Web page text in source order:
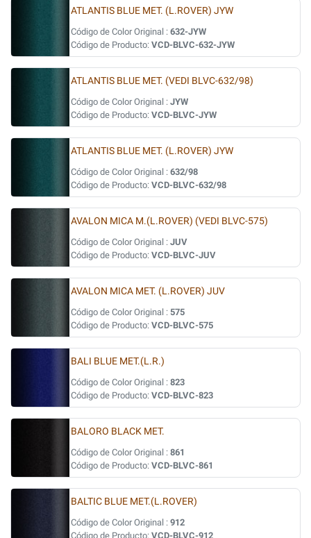
ATLANTIS BLUE MET. (L.ROVER) JYW
Código de Color Original : 632-JYW
Código de Producto: VCD-BLVC-632-JYW
ATLANTIS BLUE MET. (VEDI BLVC-632/98)
Código de Color Original : JYW
Código de Producto: VCD-BLVC-JYW
ATLANTIS BLUE MET. (L.ROVER) JYW
Código de Color Original : 632/98
Código de Producto: VCD-BLVC-632/98
AVALON MICA M.(L.ROVER) (VEDI BLVC-575)
Código de Color Original : JUV
Código de Producto: VCD-BLVC-JUV
AVALON MICA MET. (L.ROVER) JUV
Código de Color Original : 575
Código de Producto: VCD-BLVC-575
BALI BLUE MET.(L.R.)
Código de Color Original : 823
Código de Producto: VCD-BLVC-823
BALORO BLACK MET.
Código de Color Original : 861
Código de Producto: VCD-BLVC-861
BALTIC BLUE MET.(L.ROVER)
Código de Color Original : 912
Código de Producto: VCD-BLVC-912